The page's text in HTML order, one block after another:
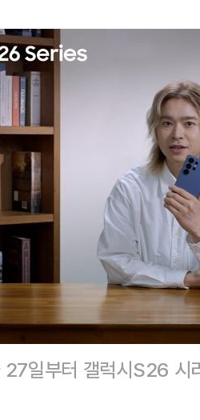
27일부터 갤럭시S26